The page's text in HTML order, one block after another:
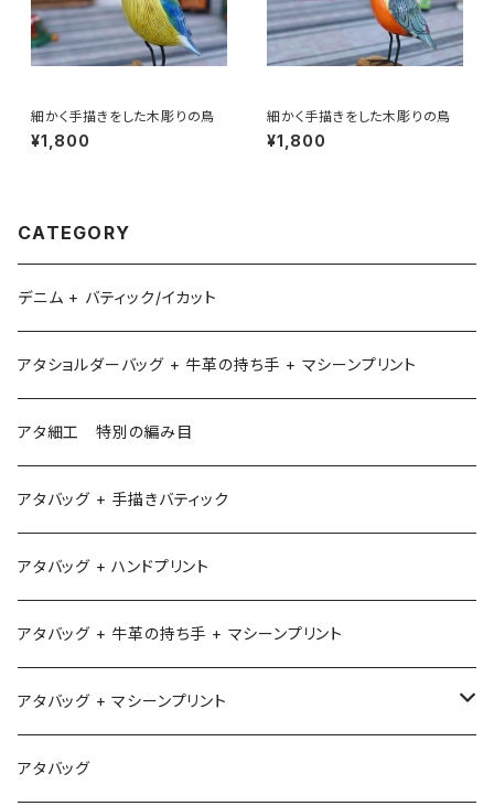
細かく手描きをした木彫りの鳥
¥1,800
細かく手描きをした木彫りの鳥
¥1,800
CATEGORY
デニム + バティック/イカット
アタショルダーバッグ + 牛革の持ち手 + マシーンプリント
アタ細工 特別の編み目
アタバッグ + 手描きバティック
アタバッグ + ハンドプリント
アタバッグ + 牛革の持ち手 + マシーンプリント
アタバッグ + マシーンプリント
1
アタバッグ